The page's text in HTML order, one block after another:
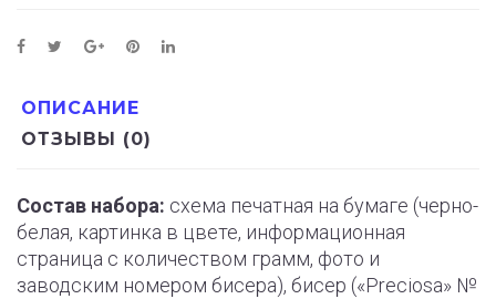
ОПИСАНИЕ
ОТЗЫВЫ (0)
Состав набора: схема печатная на бумаге (черно-
белая, картинка в цвете, информационная
страница с количеством грамм, фото и
заводским номером бисера), бисер («Preciosa» №